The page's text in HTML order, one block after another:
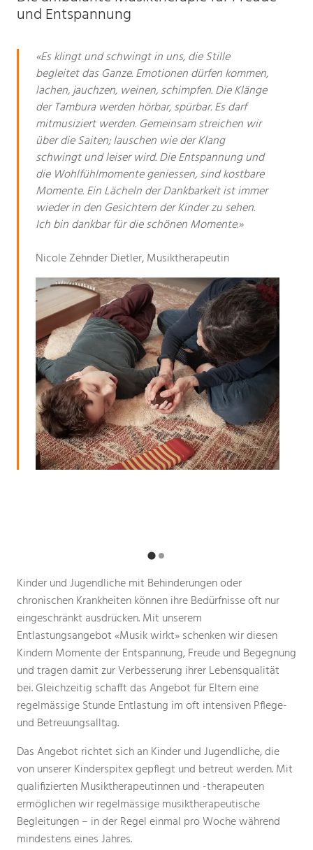
und Entspannung
«Es klingt und schwingt in uns, die Stille
begleitet das Ganze. Emotionen dürfen kommen,
lachen, jauchzen, weinen, schimpfen. Die Klänge
der Tambura werden hörbar, spürbar. Es darf
mitmusiziert werden. Gemeinsam streichen wir
über die Saiten; lauschen wie der Klang
schwingt und leiser wird. Die Entspannung und
die Wohlfühlmomente geniessen, sind kostbare
Momente. Ein Lächeln der Dankbarkeit ist immer
wieder in den Gesichtern der Kinder zu sehen.
Ich bin dankbar für die schönen Momente.»
Nicole Zehnder Dietler, Musiktherapeutin
«Musiktherapie ist für Valentina unglaublich
wichtig, da sie nonverbal ist und Musik zu ihren
liebsten Dingen auf der Welt gehört. Über Musik
kann sie sich ausdrücken, Emotionen zeigen und
Momente von Freude und Ruhe erleben, die ihr
auf andere Weise oft nicht möglich sind. Wir
sind sehr dankbar, dass Frau L. zu uns nach
Hause kommt, denn so kann Valentina die Musik
in ihrer vertrauten Umgebung geniessen. Das
macht die Therapie für sie besonders wertvoll
und wirkungsvoll.»
Familie D.
Kinder und Jugendliche mit Behinderungen oder
chronischen Krankheiten können ihre Bedürfnisse oft nur
eingeschränkt ausdrücken. Mit unserem
Entlastungsangebot «Musik wirkt» schenken wir diesen
Kindern Momente der Entspannung, Freude und Begegnung
und tragen damit zur Verbesserung ihrer Lebensqualität
bei. Gleichzeitig schafft das Angebot für Eltern eine
regelmässige Stunde Entlastung im oft intensiven Pflege-
und Betreuungsalltag.
Das Angebot richtet sich an Kinder und Jugendliche, die
von unserer Kinderspitex gepflegt und betreut werden. Mit
qualifizierten Musiktherapeutinnen und -therapeuten
ermöglichen wir regelmässige musiktherapeutische
Begleitungen – in der Regel einmal pro Woche während
mindestens eines Jahres.